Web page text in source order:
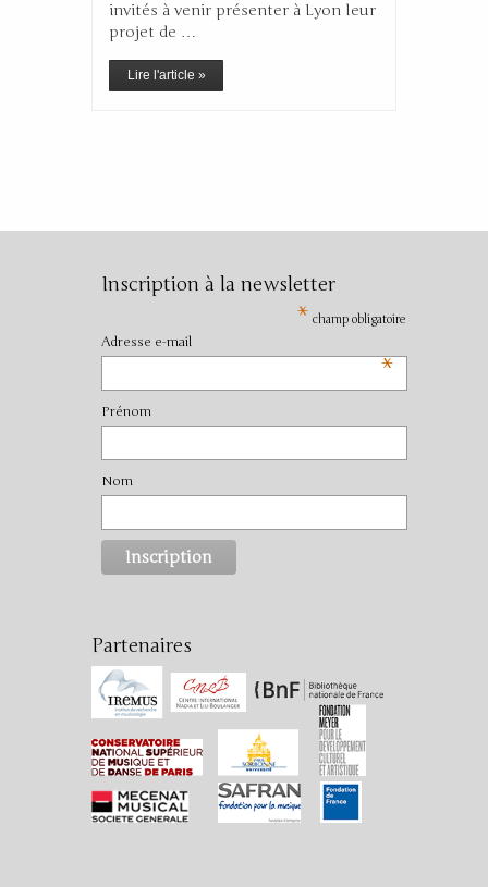
invités à venir présenter à Lyon leur
projet de …
Lire l'article »
Inscription à la newsletter
* champ obligatoire
Adresse e-mail
*
Prénom
Nom
Partenaires